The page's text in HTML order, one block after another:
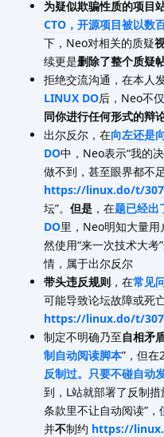
为疑似欺骗性质的项目
CTO，开源项目被以数
下，Neo对相关的质疑
续更是删除了整个质疑
拒绝交流沟通，在本人
LINUX DO后，Neo不仅
同你进行任何形式的辩
出尔反尔，在向左还是
DO中，Neo表示“我的
做不到，甚至眼界都不
https://linux.do/t/
坛”。 但是 ，在题已经出
DO里，Neo明知大量
然使用“来一次技术大考
情，属于出尔反尔
带头违反规则 ，在常见
可能导致论坛故障或死
https://linux.do/t/
制定不明确乃至自相矛
制自动阅读脚本”，但在
反制过。只要不碰自动
到，L站就部署了反制
条款里不让自动阅读”，
并不制约 https://